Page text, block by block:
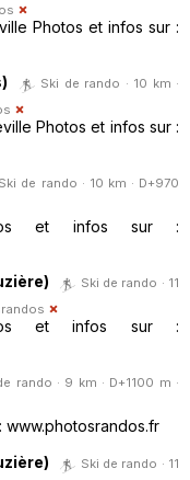
Photos et infos sur :
Ski de rando · 10 km ·
Photos et infos sur :
Ski de rando · 10 km · D+970
et infos sur :
Ski de rando · 11
et infos sur :
rando · 9 km · D+1100 m ·
www.photosrandos.fr
Ski de rando · 11